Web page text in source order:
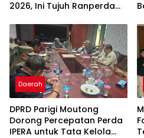
2026, Ini Tujuh Ranperda
Daerah
DPRD Parigi Moutong
Dorong Percepatan Perda
IPERA untuk Tata Kelola